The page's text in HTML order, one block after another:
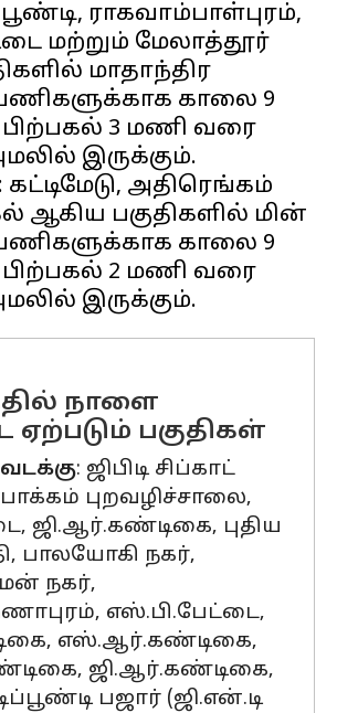
பூண்டி, ராகவாம்பாள்புரம்,
மற்றும் மேலாத்தூர்
மாதாந்திர
பணிகளுக்காக காலை 9
3 மணி வரை
: கட்டிமேடு, அதிரெங்கம்
ஆகிய பகுதிகளில் மின்
பணிகளுக்காக காலை 9
2 மணி வரை
நாளை
ஏற்படும் பகுதிகள்
வடக்கு: ஜிபிடி சிப்காட்
புறவழிச்சாலை,
ஜி.ஆர்.கண்டிகை, புதிய
பாலயோகி நகர்,
நகர்,
எஸ்.பி.பேட்டை,
எஸ்.ஆர்.கண்டிகை,
ஜி.ஆர்.கண்டிகை,
பஜார் (ஜி.என்.டி